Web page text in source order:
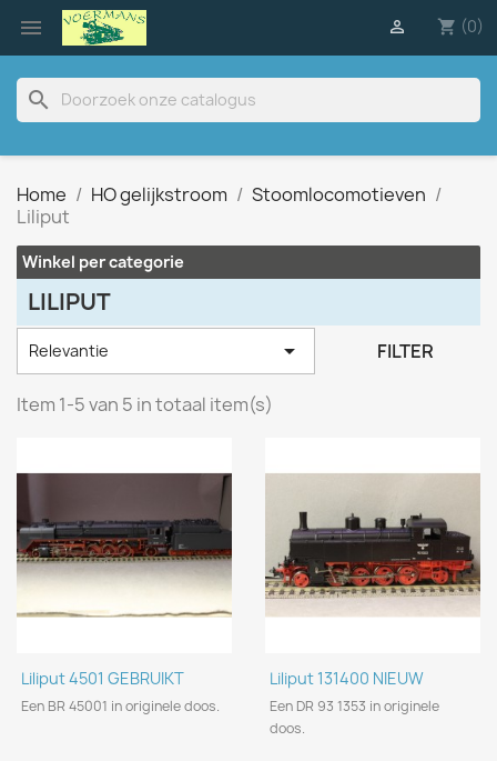
 shopping_cart (0)

search
Home HO gelijkstroom
Stoomlocomotieven
Liliput
Winkel per categorie
LILIPUT
Relevantie  FILTER
Item 1-5 van 5 in totaal item(s)
Liliput 4501 GEBRUIKT
Een BR 45001 in originele doos.
Liliput 131400 NIEUW
Een DR 93 1353 in originele
doos.